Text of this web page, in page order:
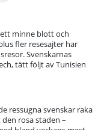
minne blott och
fler resesajter har
Svenskarnas
tätt följt av Tunisien
ressugna svenskar raka
rosa staden –